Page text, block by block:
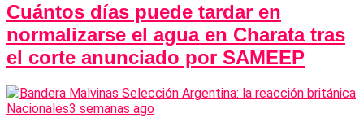
Cuántos días puede tardar en
normalizarse el agua en Charata tras
el corte anunciado por SAMEEP
Nacionales3 semanas ago